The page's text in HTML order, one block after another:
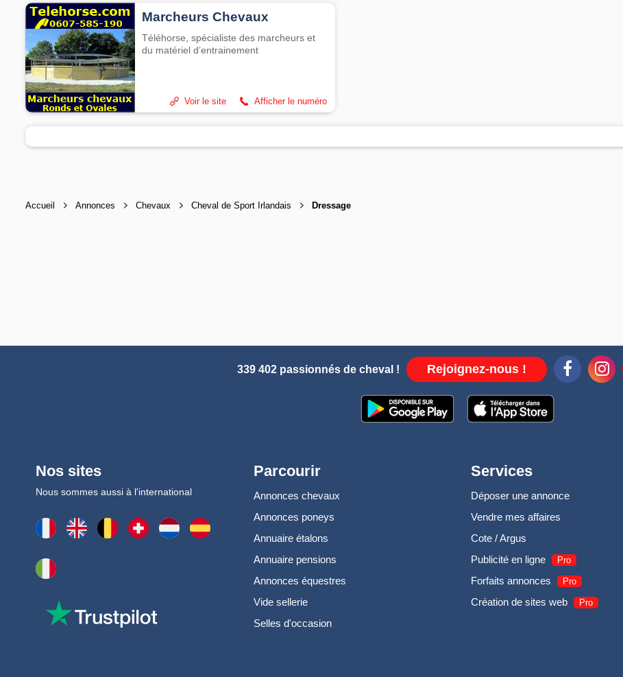
Marcheurs Chevaux
Téléhorse, spécialiste des marcheurs et
du matériel d’entrainement
Afficher le numéro
Voir le site
Accueil Annonces Chevaux Cheval de Sport Irlandais Dressage
339 402 passionnés de cheval ! Rejoignez-nous !
Nos sites
Nous sommes aussi à l'international
Parcourir
Annonces chevaux
Annonces poneys
Annuaire étalons
Annuaire pensions
Annonces équestres
Vide sellerie
Selles d'occasion
Services
Déposer une annonce
Vendre mes affaires
Cote / Argus
Publicité en ligne
Pro
Forfaits annonces Pro
Création de sites web Pro